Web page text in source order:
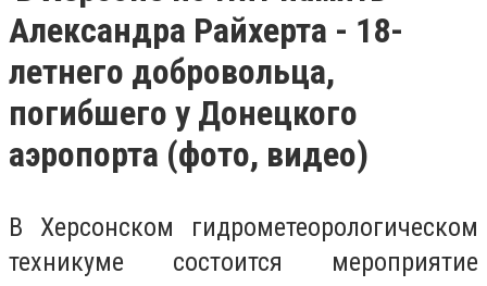
Александра Райхерта - 18-
летнего добровольца,
погибшего у Донецкого
аэропорта (фото, видео)
В Херсонском гидрометеорологическом
техникуме состоится мероприятие